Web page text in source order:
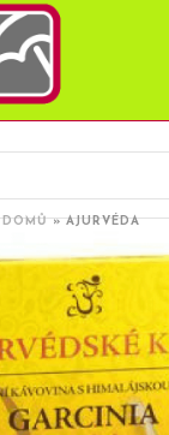
DOMŮ»AJURVÉDA